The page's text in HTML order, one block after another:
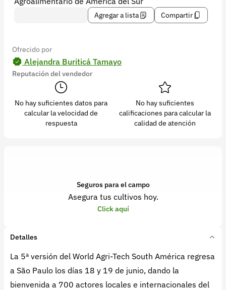
Agregar a lista Compartir
Ofrecido por
Alejandra Buriticá Tamayo
Reputación del vendedor
No hay suficientes datos para
calcular la velocidad de
respuesta
No hay suficientes
calificaciones para calcular la
calidad de atención
Seguros para el campo
Asegura tus cultivos hoy.
Click aquí
Detalles
La 5ª versión del World Agri-Tech South América regresa
a São Paulo los días 18 y 19 de junio, dando la
bienvenida a 700 actores locales e internacionales del
© 2026 Croper.com Todos los derechos reservados